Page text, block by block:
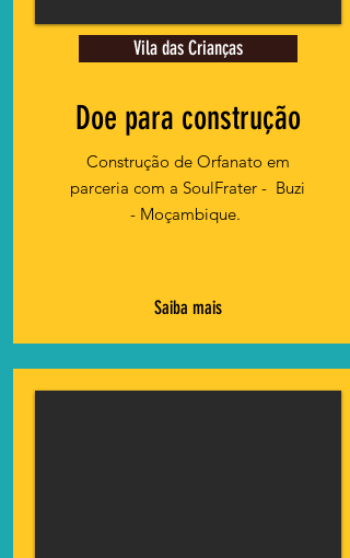
Vila das Crianças
Doe para construção
Construção de Orfanato em
parceria com a SoulFrater - Buzi
- Moçambique.
Saiba mais